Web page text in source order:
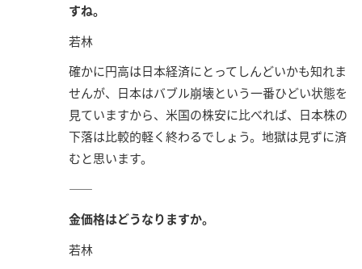
すね。
若林
確かに円高は日本経済にとってしんどいかも知れま
せんが、日本はバブル崩壊という一番ひどい状態を
見ていますから、米国の株安に比べれば、日本株の
下落は比較的軽く終わるでしょう。地獄は見ずに済
むと思います。
――
金価格はどうなりますか。
若林